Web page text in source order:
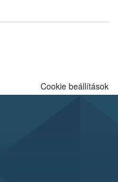
Cookie beállítások